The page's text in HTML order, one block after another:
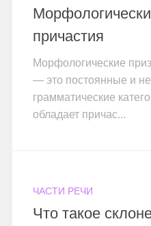
причастия
Морфологические
— это постоянные и
грамматические
обладает причас...
ЧАСТИ РЕЧИ
Что такое